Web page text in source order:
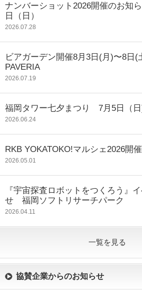
ナンバーショット2026開催のお知
日（日）
2026.07.28
ビアガーデン開催8月3日(月)〜8
PAVERIA
2026.07.19
福岡タワー七夕まつり 7月5日（日)
2026.06.24
RKB YOKATOKO!マルシェ2026開
2026.05.01
『宇宙探査ロボットをつくろう』
せ 福岡ソフトリサーチパーク
2026.04.11
一覧を見る
協賛企業からのお知らせ